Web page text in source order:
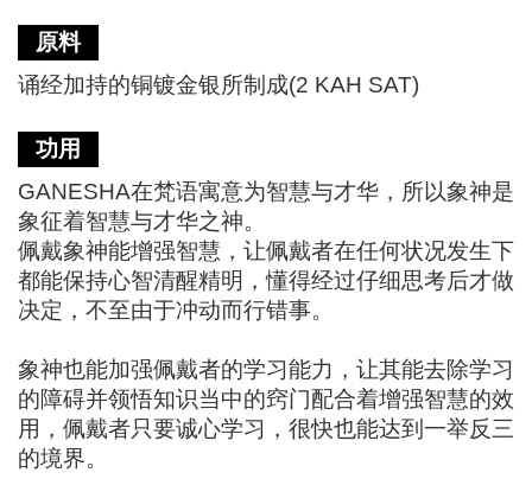
原料
诵经加持的铜镀金银所制成(2 KAH SAT)
功用
GANESHA在梵语寓意为智慧与才华，所以象神是
象征着智慧与才华之神。
佩戴象神能增强智慧，让佩戴者在任何状况发生下
都能保持心智清醒精明，懂得经过仔细思考后才做
决定，不至由于冲动而行错事。
象神也能加强佩戴者的学习能力，让其能去除学习
的障碍并领悟知识当中的窍门配合着增强智慧的效
用，佩戴者只要诚心学习，很快也能达到一举反三
的境界。